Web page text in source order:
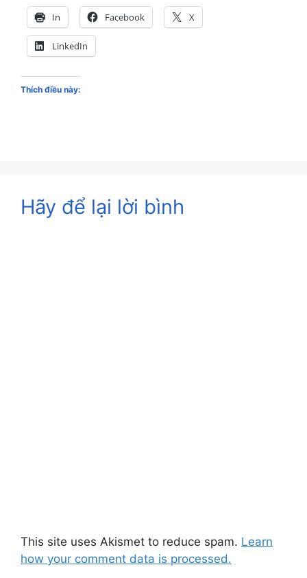
In Facebook X
LinkedIn
Thích điều này:
Hãy để lại lời bình
This site uses Akismet to reduce spam. Learn
how your comment data is processed.